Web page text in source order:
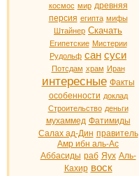
космос мир древняя
персия египта мифы
Штайнер Скачать
Египетские Мистерии
Рудольф сан суси
Потсдам храм Иран
интересные Факты
особенности доклад
Строительство деньги
мухаммед Фатимиды
Салах ад-Дин правитель
Амр ибн аль-Ас
Аббасиды раб Яух Аль-
Кахир воск